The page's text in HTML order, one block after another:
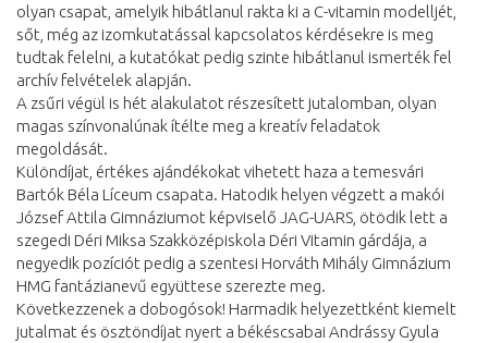
olyan csapat, amelyik hibátlanul rakta ki a C-vitamin modelljét,
sőt, még az izomkutatással kapcsolatos kérdésekre is meg
tudtak felelni, a kutatókat pedig szinte hibátlanul ismerték fel
archív felvételek alapján.
A zsűri végül is hét alakulatot részesített jutalomban, olyan
magas színvonalúnak ítélte meg a kreatív feladatok
megoldását.
Különdíjat, értékes ajándékokat vihetett haza a temesvári
Bartók Béla Líceum csapata. Hatodik helyen végzett a makói
József Attila Gimnáziumot képviselő JAG-UARS, ötödik lett a
szegedi Déri Miksa Szakközépiskola Déri Vitamin gárdája, a
negyedik pozíciót pedig a szentesi Horváth Mihály Gimnázium
HMG fantázianevű együttese szerezte meg.
Következzenek a dobogósok! Harmadik helyezettként kiemelt
jutalmat és ösztöndíjat nyert a békéscsabai Andrássy Gyula